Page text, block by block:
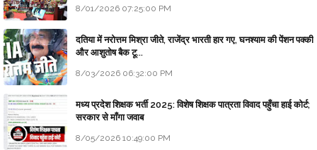
8/01/2026 07:25:00 PM
दतिया में नरोत्तम मिश्रा जीते, राजेंद्र भारती हार गए, घनश्याम की पेंशन पक्की
और आशुतोष बैक टू...
8/03/2026 06:32:00 PM
मध्य प्रदेश शिक्षक भर्ती 2025: विशेष शिक्षक पात्रता विवाद पहुँचा हाई कोर्ट;
सरकार से माँगा जवाब
8/05/2026 10:49:00 PM